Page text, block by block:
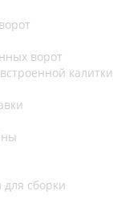
ворот
калитки
сборки